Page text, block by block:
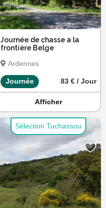
Journée de chasse a la
frontière Belge
Ardennes
Journée 83 € / Jour
Afficher
Sélection Tuchassou